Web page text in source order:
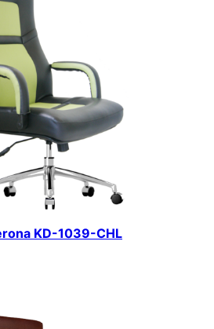
KD-1039-CHL